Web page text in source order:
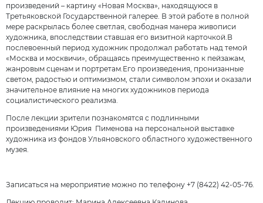
произведений – картину «Новая Москва», находящуюся в
Третьяковской Государственной галерее. В этой работе в полной
мере раскрылась более светлая, свободная манера живописи
художника, впоследствии ставшая его визитной карточкой.В
послевоенный период художник продолжал работать над темой
«Москва и москвичи», обращаясь преимущественно к пейзажам,
жанровым сценам и портретам.Его произведения, пронизанные
светом, радостью и оптимизмом, стали символом эпохи и оказали
значительное влияние на многих художников периода
социалистического реализма.
После лекции зрители познакомятся с подлинными
произведениями Юрия Пименова на персональной выставке
художника из фондов Ульяновского областного художественного
музея.
Записаться на мероприятие можно по телефону +7 (8422) 42-05-76.